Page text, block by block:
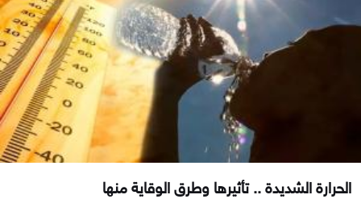
الحرارة الشديدة .. تأثيرها وطرق الوقاية منها